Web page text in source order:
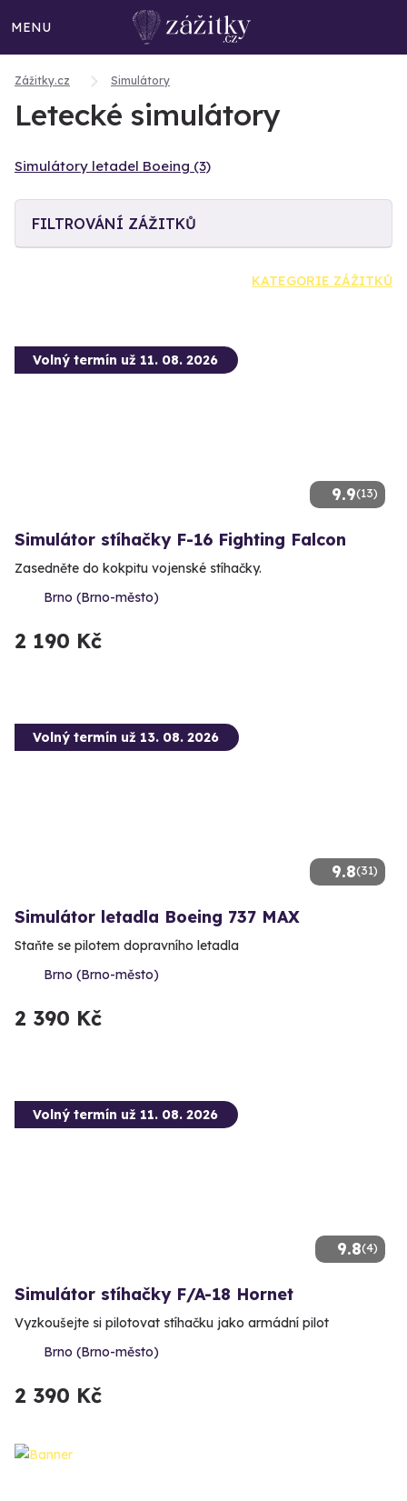
MENU
Zážitky.cz Simulátory
Letecké simulátory
Simulátory letadel Boeing (3)
FILTROVÁNÍ ZÁŽITKŮ
KATEGORIE ZÁŽITKŮ
9.9(13)
Volný termín už 11. 08. 2026
Simulátor stíhačky F-16 Fighting Falcon
Zasedněte do kokpitu vojenské stíhačky.
Brno (Brno-město)
2 190 Kč
9.8(31)
Volný termín už 13. 08. 2026
Simulátor letadla Boeing 737 MAX
Staňte se pilotem dopravního letadla
Brno (Brno-město)
2 390 Kč
9.8(4)
Volný termín už 11. 08. 2026
Simulátor stíhačky F/A-18 Hornet
Vyzkoušejte si pilotovat stíhačku jako armádní pilot
Brno (Brno-město)
2 390 Kč